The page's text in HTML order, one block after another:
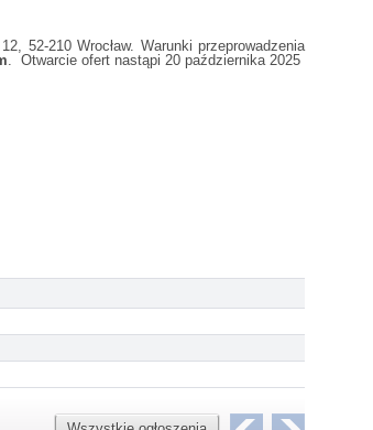
52-210 Wrocław. Warunki przeprowadzenia
. Otwarcie ofert nastąpi 20 października 2025